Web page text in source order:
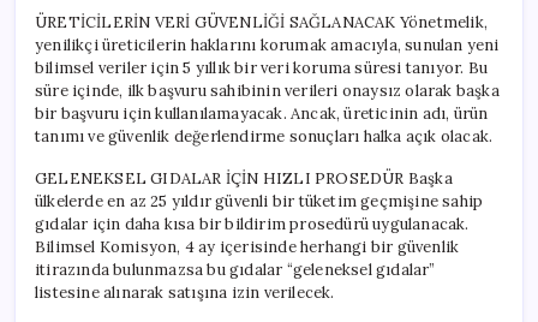
ÜRETİCİLERİN VERİ GÜVENLİĞİ SAĞLANACAK Yönetmelik,
yenilikçi üreticilerin haklarını korumak amacıyla, sunulan yeni
bilimsel veriler için 5 yıllık bir veri koruma süresi tanıyor. Bu
süre içinde, ilk başvuru sahibinin verileri onaysız olarak başka
bir başvuru için kullanılamayacak. Ancak, üreticinin adı, ürün
tanımı ve güvenlik değerlendirme sonuçları halka açık olacak.
GELENEKSEL GIDALAR İÇİN HIZLI PROSEDÜR Başka
ülkelerde en az 25 yıldır güvenli bir tüketim geçmişine sahip
gıdalar için daha kısa bir bildirim prosedürü uygulanacak.
Bilimsel Komisyon, 4 ay içerisinde herhangi bir güvenlik
itirazında bulunmazsa bu gıdalar “geleneksel gıdalar”
listesine alınarak satışına izin verilecek.